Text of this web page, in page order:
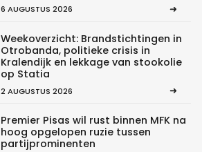
6 AUGUSTUS 2026
Weekoverzicht: Brandstichtingen in
Otrobanda, politieke crisis in
Kralendijk en lekkage van stookolie
op Statia
2 AUGUSTUS 2026
Premier Pisas wil rust binnen MFK na
hoog opgelopen ruzie tussen
partijprominenten